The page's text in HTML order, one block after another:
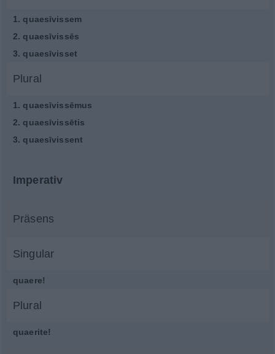
1. quaesīvissem
2. quaesīvissēs
3. quaesīvisset
Plural
1. quaesīvissēmus
2. quaesīvissētis
3. quaesīvissent
Imperativ
Präsens
Singular
quaere!
Plural
quaerite!